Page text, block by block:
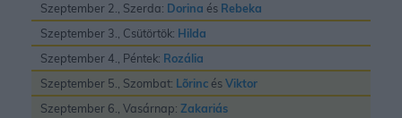
Szeptember 2., Szerda: Dorina és Rebeka
Szeptember 3., Csütörtök: Hilda
Szeptember 4., Péntek: Rozália
Szeptember 5., Szombat: Lõrinc ésViktor
Szeptember 6., Vasárnap: Zakariás